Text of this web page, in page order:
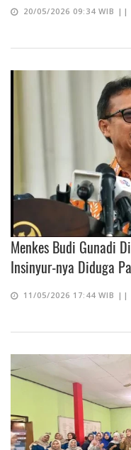
20/05/2026 09:34 WIB ||
Menkes Budi Gunadi
Insinyur-nya Diduga
11/05/2026 17:44 WIB ||